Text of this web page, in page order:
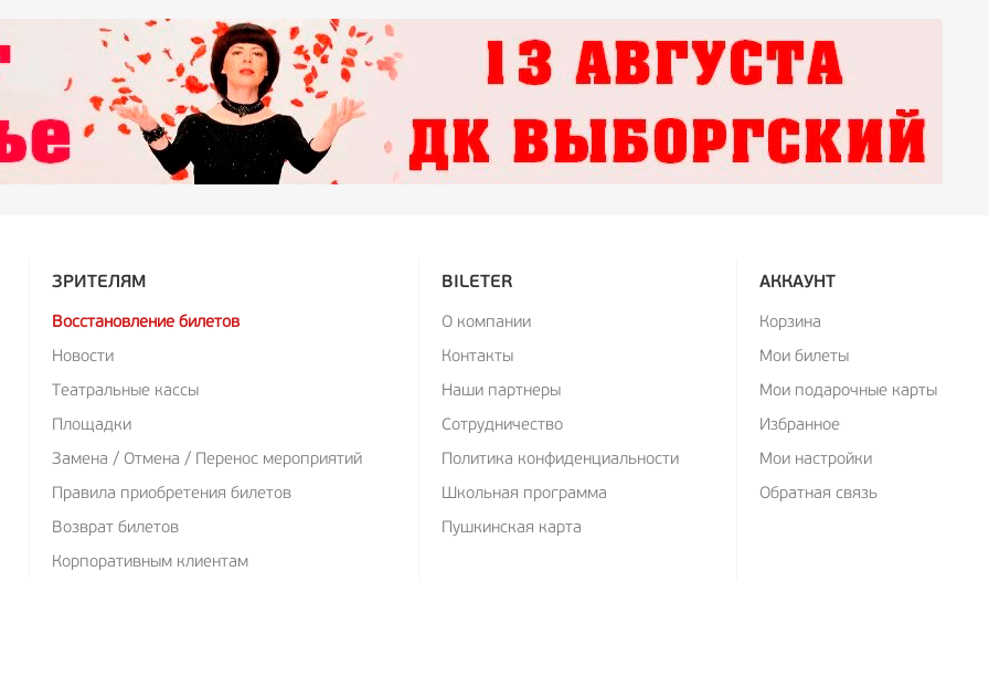
ЗРИТЕЛЯМ
Восстановление билетов
Новости
Театральные кассы
Площадки
Замена / Отмена / Перенос мероприятий
Правила приобретения билетов
Возврат билетов
Корпоративным клиентам
BILETER
О компании
Контакты
Наши партнеры
Сотрудничество
Политика конфиденциальности
Школьная программа
Пушкинская карта
АККАУНТ
Корзина
Мои билеты
Мои подарочные карты
Избранное
Мои настройки
Обратная связь